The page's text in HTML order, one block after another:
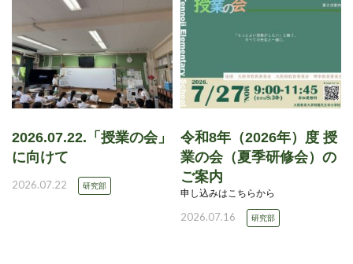
2026.07.22.「授業の会」
に向けて
2026.07.22 研究部
令和8年（2026年）度 授
業の会（夏季研修会）の
ご案内
申し込みはこちらから
2026.07.16 研究部